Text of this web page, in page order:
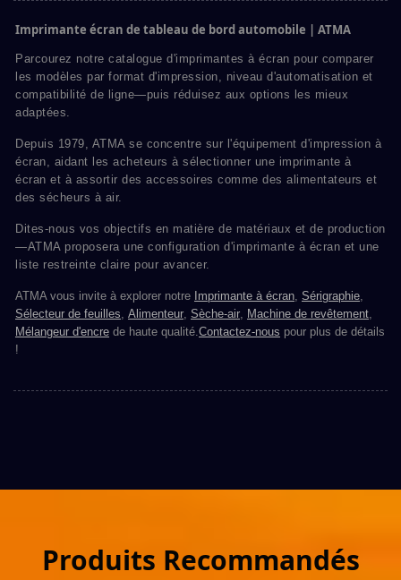
Imprimante écran de tableau de bord automobile | ATMA
Parcourez notre catalogue d'imprimantes à écran pour comparer
les modèles par format d'impression, niveau d'automatisation et
compatibilité de ligne—puis réduisez aux options les mieux
adaptées.
Depuis 1979, ATMA se concentre sur l'équipement d'impression à
écran, aidant les acheteurs à sélectionner une imprimante à
écran et à assortir des accessoires comme des alimentateurs et
des sécheurs à air.
Dites-nous vos objectifs en matière de matériaux et de production
—ATMA proposera une configuration d'imprimante à écran et une
liste restreinte claire pour avancer.
ATMA vous invite à explorer notre Imprimante à écran, Sérigraphie,
Sélecteur de feuilles, Alimenteur, Sèche-air, Machine de revêtement,
Mélangeur d'encre de haute qualité.Contactez-nous pour plus de détails
!
Produits Recommandés